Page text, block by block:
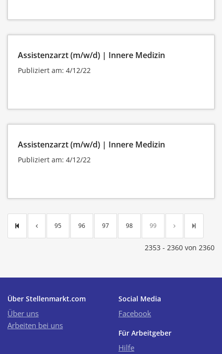
Assistenzarzt (m/w/d) | Innere Medizin
Publiziert am: 4/12/22
Assistenzarzt (m/w/d) | Innere Medizin
Publiziert am: 4/12/22
95 96 97 98 99
2353 - 2360 von 2360
Über Stellenmarkt.com
Über uns
Arbeiten bei uns
Social Media
Facebook
Für Arbeitgeber
Hilfe